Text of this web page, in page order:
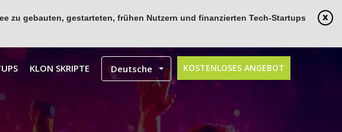
zu gebauten, gestarteten, frühen Nutzern und finanzierten Tech-Startups
KOSTENLOSES ANGEBOT
KLON SKRIPTE Deutsche